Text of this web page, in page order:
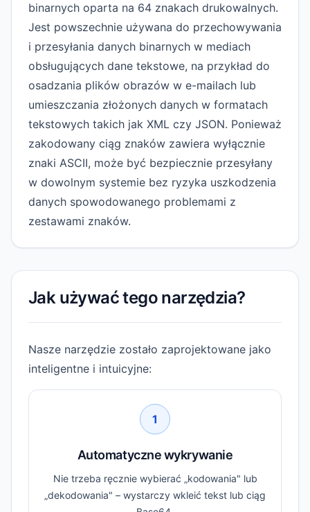
binarnych oparta na 64 znakach drukowalnych.
Jest powszechnie używana do przechowywania
i przesyłania danych binarnych w mediach
obsługujących dane tekstowe, na przykład do
osadzania plików obrazów w e-mailach lub
umieszczania złożonych danych w formatach
tekstowych takich jak XML czy JSON. Ponieważ
zakodowany ciąg znaków zawiera wyłącznie
znaki ASCII, może być bezpiecznie przesyłany
w dowolnym systemie bez ryzyka uszkodzenia
danych spowodowanego problemami z
zestawami znaków.
Jak używać tego narzędzia?
Nasze narzędzie zostało zaprojektowane jako
inteligentne i intuicyjne:
1
Automatyczne wykrywanie
Nie trzeba ręcznie wybierać „kodowania" lub
„dekodowania" – wystarczy wkleić tekst lub ciąg